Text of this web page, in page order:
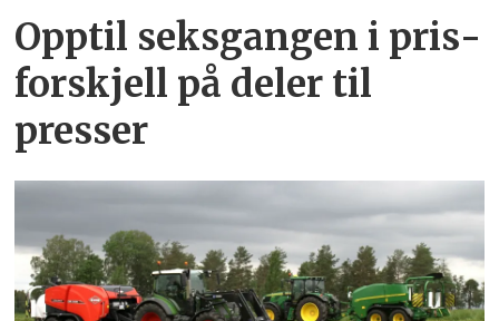
Opptil seksgangen i pris­
forskjell på deler til
presser